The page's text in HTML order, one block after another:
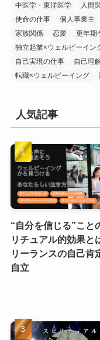
中医学・東洋医学
人間
使命の仕事
個人事業主
家族関係
恋愛 更年期
独立起業×ウェルビーイン
自己実現の仕事
自己理
転職×ウェルビーイング
人気記事
“自分を信じる”こと
リチュアル的効果と
リーランスの自己肯
自立